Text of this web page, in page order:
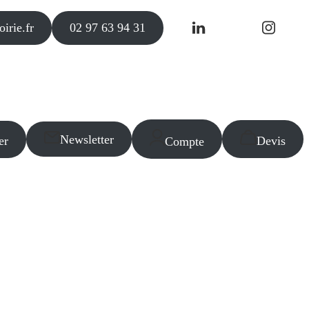
02 97 63 94 31
Newsletter Compte Devis